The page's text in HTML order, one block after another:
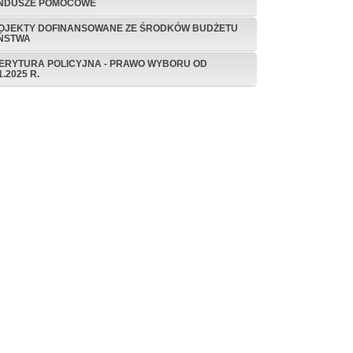
POMOCOWE
DOFINANSOWANE ZE ŚRODKÓW BUDŻETU
POLICYJNA - PRAWO WYBORU OD
R.